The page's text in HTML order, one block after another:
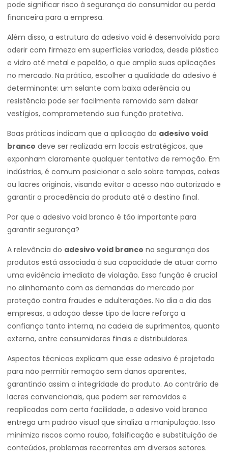
pode significar risco à segurança do consumidor ou perda
financeira para a empresa.
Além disso, a estrutura do adesivo void é desenvolvida para
aderir com firmeza em superfícies variadas, desde plástico
e vidro até metal e papelão, o que amplia suas aplicações
no mercado. Na prática, escolher a qualidade do adesivo é
determinante: um selante com baixa aderência ou
resistência pode ser facilmente removido sem deixar
vestígios, comprometendo sua função protetiva.
Boas práticas indicam que a aplicação do adesivo void
branco deve ser realizada em locais estratégicos, que
exponham claramente qualquer tentativa de remoção. Em
indústrias, é comum posicionar o selo sobre tampas, caixas
ou lacres originais, visando evitar o acesso não autorizado e
garantir a procedência do produto até o destino final.
Por que o adesivo void branco é tão importante para
garantir segurança?
A relevância do adesivo void branco na segurança dos
produtos está associada à sua capacidade de atuar como
uma evidência imediata de violação. Essa função é crucial
no alinhamento com as demandas do mercado por
proteção contra fraudes e adulterações. No dia a dia das
empresas, a adoção desse tipo de lacre reforça a
confiança tanto interna, na cadeia de suprimentos, quanto
externa, entre consumidores finais e distribuidores.
Aspectos técnicos explicam que esse adesivo é projetado
para não permitir remoção sem danos aparentes,
garantindo assim a integridade do produto. Ao contrário de
lacres convencionais, que podem ser removidos e
reaplicados com certa facilidade, o adesivo void branco
entrega um padrão visual que sinaliza a manipulação. Isso
minimiza riscos como roubo, falsificação e substituição de
conteúdos, problemas recorrentes em diversos setores.